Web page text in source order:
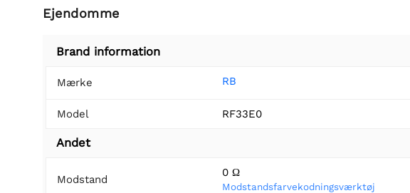
Ejendomme
Brand information
Mærke RB
Model RF33E0
Andet
Modstand
0 Ω
Modstandsfarvekodningsværktøj